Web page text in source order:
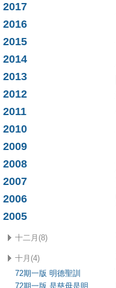
2017
2016
2015
2014
2013
2012
2011
2010
2009
2008
2007
2006
2005
十二月(8)
十月(4)
72期一版 明德聖訓
72期一版 是慈母是明